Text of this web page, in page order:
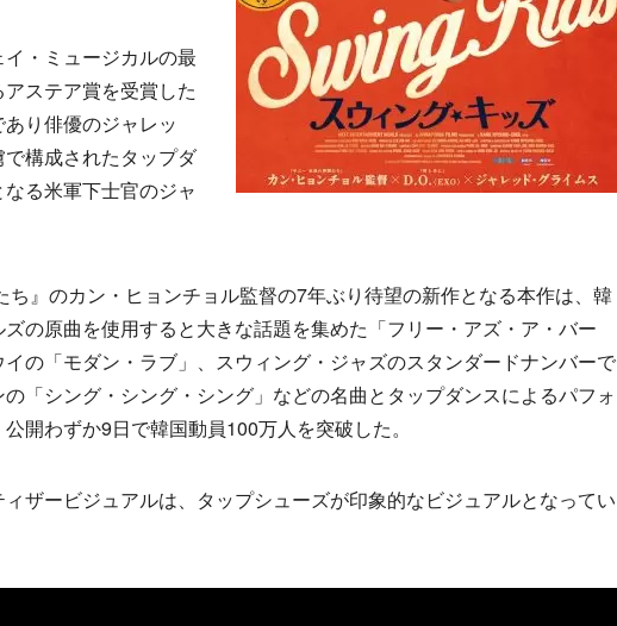
・ミュージカルの最
ステア賞を受賞した
り俳優のジャレッ
構成されたタップダ
る米軍下士官のジャ
』のカン・ヒョンチョル監督の7年ぶり待望の新作となる本作は、韓
の原曲を使用すると大きな話題を集めた「フリー・アズ・ア・バー
イの「モダン・ラブ」、スウィング・ジャズのスタンダードナンバーで
「シング・シング・シング」などの名曲とタップダンスによるパフォ
開わずか9日で韓国動員100万人を突破した。
ザービジュアルは、タップシューズが印象的なビジュアルとなってい